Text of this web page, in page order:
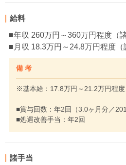
給料
■年収 260万円～360万円程度（
■月収 18.3万円～24.8万円程度（
備 考
※基本給：17.8万円～21.2万円程度
■賞与回数：年2回（3.0ヶ月分／
■処遇改善手当：年2回
諸手当